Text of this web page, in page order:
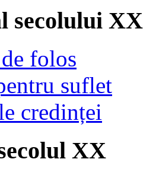
secolului XX
folos
suflet
credinței
XX